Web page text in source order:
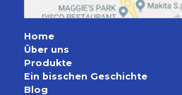
Home
Über uns
Produkte
Ein bisschen Geschichte
Blog